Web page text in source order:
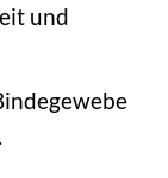
und